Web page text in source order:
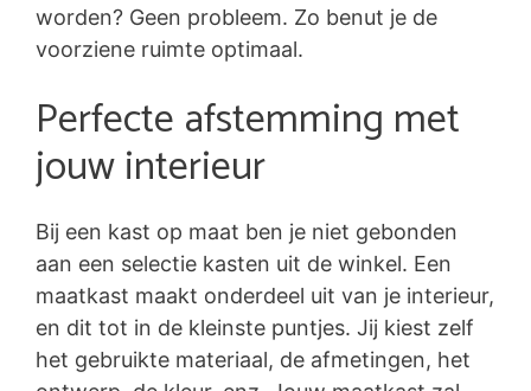
worden? Geen probleem. Zo benut je de
voorziene ruimte optimaal.
Perfecte afstemming met
jouw interieur
Bij een kast op maat ben je niet gebonden
aan een selectie kasten uit de winkel. Een
maatkast maakt onderdeel uit van je interieur,
en dit tot in de kleinste puntjes. Jij kiest zelf
het gebruikte materiaal, de afmetingen, het